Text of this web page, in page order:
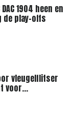
1904 heen en
play-offs
vleugelflitser
voor